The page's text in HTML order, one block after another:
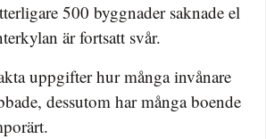
500 byggnader saknade el
är fortsatt svår.
uppgifter hur många invånare
dessutom har många boende